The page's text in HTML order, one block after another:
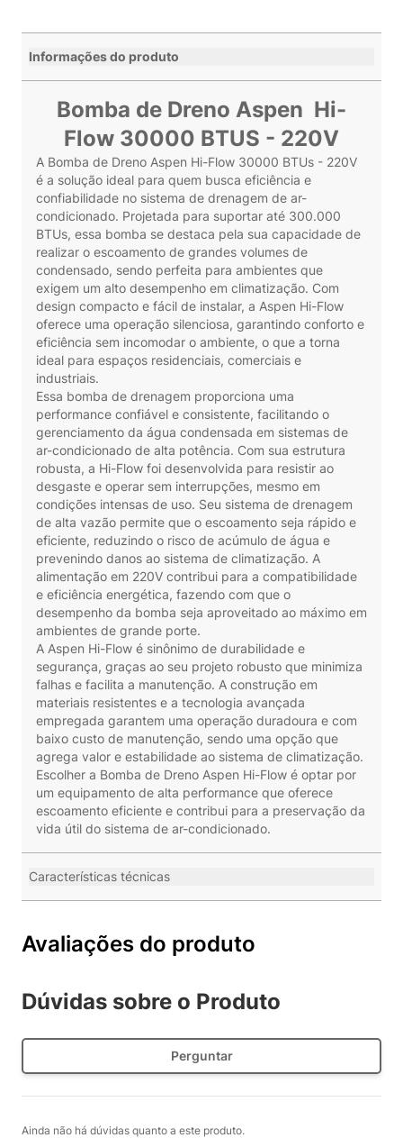
Informações do produto
Bomba de Dreno Aspen Hi-
Flow 30000 BTUS - 220V
A Bomba de Dreno Aspen Hi-Flow 30000 BTUs - 220V
é a solução ideal para quem busca eficiência e
confiabilidade no sistema de drenagem de ar-
condicionado. Projetada para suportar até 300.000
BTUs, essa bomba se destaca pela sua capacidade de
realizar o escoamento de grandes volumes de
condensado, sendo perfeita para ambientes que
exigem um alto desempenho em climatização. Com
design compacto e fácil de instalar, a Aspen Hi-Flow
oferece uma operação silenciosa, garantindo conforto e
eficiência sem incomodar o ambiente, o que a torna
ideal para espaços residenciais, comerciais e
industriais.
Essa bomba de drenagem proporciona uma
performance confiável e consistente, facilitando o
gerenciamento da água condensada em sistemas de
ar-condicionado de alta potência. Com sua estrutura
robusta, a Hi-Flow foi desenvolvida para resistir ao
desgaste e operar sem interrupções, mesmo em
condições intensas de uso. Seu sistema de drenagem
de alta vazão permite que o escoamento seja rápido e
eficiente, reduzindo o risco de acúmulo de água e
prevenindo danos ao sistema de climatização. A
alimentação em 220V contribui para a compatibilidade
e eficiência energética, fazendo com que o
desempenho da bomba seja aproveitado ao máximo em
ambientes de grande porte.
A Aspen Hi-Flow é sinônimo de durabilidade e
segurança, graças ao seu projeto robusto que minimiza
falhas e facilita a manutenção. A construção em
materiais resistentes e a tecnologia avançada
empregada garantem uma operação duradoura e com
baixo custo de manutenção, sendo uma opção que
agrega valor e estabilidade ao sistema de climatização.
Escolher a Bomba de Dreno Aspen Hi-Flow é optar por
um equipamento de alta performance que oferece
escoamento eficiente e contribui para a preservação da
vida útil do sistema de ar-condicionado.
Características técnicas
Avaliações do produto
Dúvidas sobre o Produto
Perguntar
Ainda não há dúvidas quanto a este produto.